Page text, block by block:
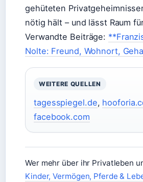
gehüteten
nötig hält – und lässt Raum
Verwandte Beiträge:
Nolte: Freund, Wohnort,
WEITERE QUELLEN
tagesspiegel.de,
facebook.com
Wer mehr über ihr Privatleben
Kinder, Vermögen, Pferde &